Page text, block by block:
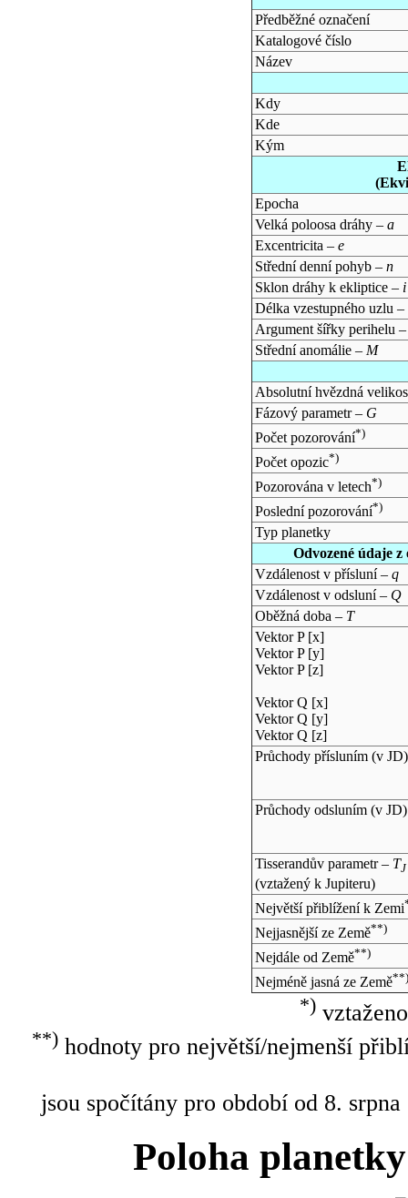
Předběžné označení
Katalogové číslo
Název
Kdy
Kde
Kým
Epocha
Velká poloosa dráhy – a
Excentricita – e
Střední denní pohyb – n
Sklon dráhy k ekliptice – i
Délka vzestupného uzlu –
Argument šířky perihelu
Střední anomálie – M
Absolutní hvězdná
Fázový parametr – G
Počet pozorování*)
Počet opozic*)
Pozorována v letech*)
Poslední pozorování*)
Typ planetky
Odvozené údaje
Vzdálenost v přísluní – q
Vzdálenost v odsluní – Q
Oběžná doba – T
Vektor P [x]
Vektor P [y]
Vektor P [z]
Vektor Q [x]
Vektor Q [y]
Vektor Q [z]
Průchody přísluním (v JD)
Průchody odsluním (v JD)
Tisserandův parametr – TJ
(vztažený k Jupiteru)
Největší přiblížení k Zemi
Nejjasnější ze Země**)
Nejdále od Země**)
Nejméně jasná ze Země**)
*)
**)hodnoty pro největší/nejmenší
jsou spočítány pro období od 8.
Poloha